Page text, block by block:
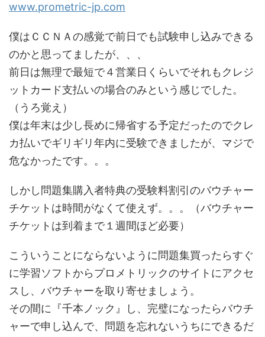
www.prometric-jp.com
僕はＣＣＮＡの感覚で前日でも試験申し込みできる
のかと思ってましたが、、、
前日は無理で最短で４営業日くらいでそれもクレジ
ットカード支払いの場合のみという感じでした。
（うろ覚え）
僕は年末は少し長めに帰省する予定だったのでクレ
カ払いでギリギリ年内に受験できましたが、マジで
危なかったです。。。
しかし問題集購入者特典の受験料割引のバウチャー
チケットは時間がなくて使えず。。。（バウチャー
チケットは到着まで１週間ほど必要）
こういうことにならないように問題集買ったらすぐ
に学習ソフトからプロメトリックのサイトにアクセ
スし、バウチャーを取り寄せましょう。
その間に『千本ノック』し、完璧になったらバウチ
ャーで申し込んで、問題を忘れないうちにできるだ